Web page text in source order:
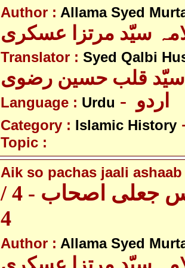
Author : Allama Syed
سیّد مرتزا عسکری
Translator : Syed Qalbi
Language : Urdu
Category : Islamic History
Topic :
Aik so pachas jaali ashaab
ایک سو پچاس جعلی اصحاب - 4 /
4
Author : Allama Syed